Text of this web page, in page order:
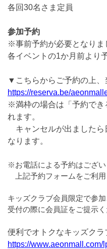
各回30名さま定員
参加予約
※事前予約が必要となり
各イベントの1か月前より
▼こちらからご予約の上、
https://reserva.be/
※満枠の場合は「予約でき
れます。
キャンセルが出ましたら
なります。
※お電話による予約はござい
上記予約フォームをご利用
キッズクラブ会員限定で参加
受付の際に会員証をご提示く
便利でオトクなキッズクラ
https://www.aeonmall.com/